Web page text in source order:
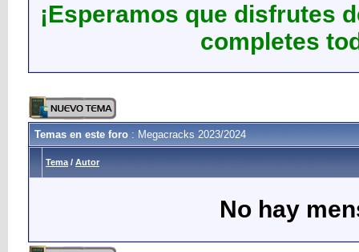
¡Esperamos que disfrutes
completes
Temas en este foro : Megacracks 2023/2024
Tema / Autor
No hay